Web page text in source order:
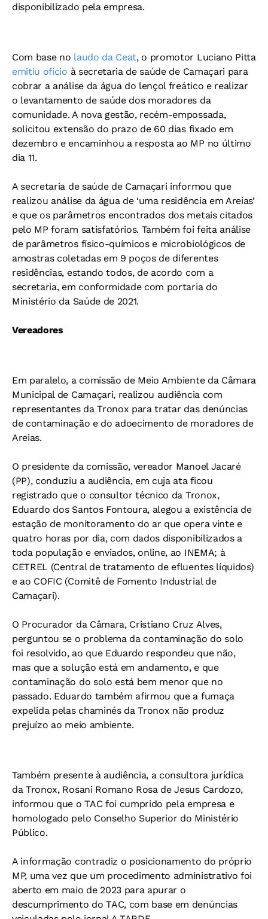
disponibilizado pela empresa.
Com base no laudo da Ceat, o promotor Luciano Pitta
emitiu ofício à secretaria de saúde de Camaçari para
cobrar a análise da água do lençol freático e realizar
o levantamento de saúde dos moradores da
comunidade. A nova gestão, recém-empossada,
solicitou extensão do prazo de 60 dias fixado em
dezembro e encaminhou a resposta ao MP no último
dia 11.
A secretaria de saúde de Camaçari informou que
realizou análise da água de ‘uma residência em Areias’
e que os parâmetros encontrados dos metais citados
pelo MP foram satisfatórios. Também foi feita análise
de parâmetros físico-químicos e microbiológicos de
amostras coletadas em 9 poços de diferentes
residências, estando todos, de acordo com a
secretaria, em conformidade com portaria do
Ministério da Saúde de 2021.
Vereadores
Em paralelo, a comissão de Meio Ambiente da Câmara
Municipal de Camaçari, realizou audiência com
representantes da Tronox para tratar das denúncias
de contaminação e do adoecimento de moradores de
Areias.
O presidente da comissão, vereador Manoel Jacaré
(PP), conduziu a audiência, em cuja ata ficou
registrado que o consultor técnico da Tronox,
Eduardo dos Santos Fontoura, alegou a existência de
estação de monitoramento do ar que opera vinte e
quatro horas por dia, com dados disponibilizados a
toda população e enviados, online, ao INEMA; à
CETREL (Central de tratamento de efluentes líquidos)
e ao COFIC (Comitê de Fomento Industrial de
Camaçari).
O Procurador da Câmara, Cristiano Cruz Alves,
perguntou se o problema da contaminação do solo
foi resolvido, ao que Eduardo respondeu que não,
mas que a solução está em andamento, e que
contaminação do solo está bem menor que no
passado. Eduardo também afirmou que a fumaça
expelida pelas chaminés da Tronox não produz
prejuízo ao meio ambiente.
Também presente à audiência, a consultora jurídica
da Tronox, Rosani Romano Rosa de Jesus Cardozo,
informou que o TAC foi cumprido pela empresa e
homologado pelo Conselho Superior do Ministério
Público.
A informação contradiz o posicionamento do próprio
MP, uma vez que um procedimento administrativo foi
aberto em maio de 2023 para apurar o
descumprimento do TAC, com base em denúncias